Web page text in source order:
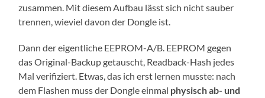
zusammen. Mit diesem Aufbau lässt sich nicht sauber
trennen, wieviel davon der Dongle ist.
Dann der eigentliche EEPROM-A/B. EEPROM gegen
das Original-Backup getauscht, Readback-Hash jedes
Mal verifiziert. Etwas, das ich erst lernen musste: nach
dem Flashen muss der Dongle einmal physisch ab- und